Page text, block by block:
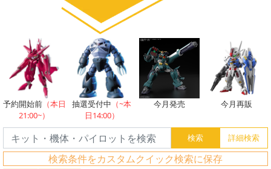
予約開始前（本日
21:00~）
抽選受付中 （~本
日14:00）
今月発売 今月再販
検索条件をカスタムクイック検索に保存
ー
検
索